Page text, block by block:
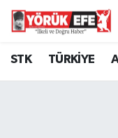
STK TÜRKİYE
Aydın